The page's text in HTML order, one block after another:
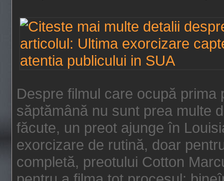
Despre filmul care ocupă
săptămână nu sunt prea multe
făcute, un preot ajunge în
exorcizare de rutină, doar
completă, preotului Cotton